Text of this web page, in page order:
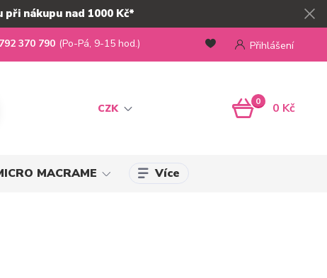
nákupu nad 1000 Kč*
CZK
Přihlášení
370 790 (Po-Pá, 9-15 hod.)
0 0 Kč
MACRAME Více